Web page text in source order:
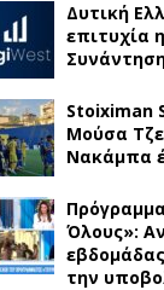
Δυτική
επιτυχία
Stoiximan
Μούσα
Νακάμπα
Όλους»:
την